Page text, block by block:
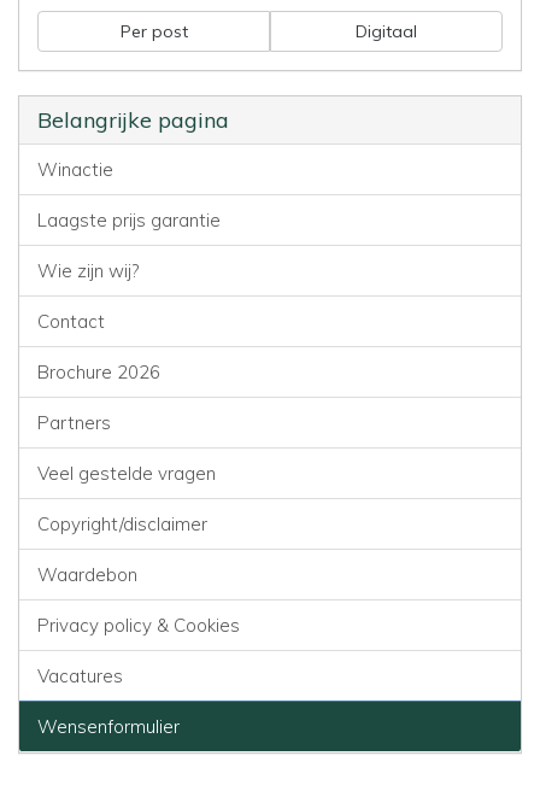
Per post Digitaal
Belangrijke pagina
Winactie
Laagste prijs garantie
Wie zijn wij?
Contact
Brochure 2026
Partners
Veel gestelde vragen
Copyright/disclaimer
Waardebon
Privacy policy & Cookies
Vacatures
Wensenformulier